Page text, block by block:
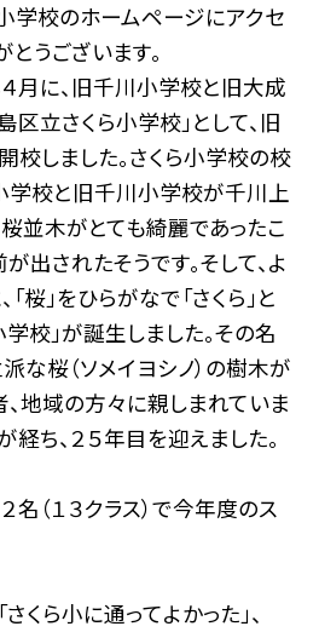
学校のホームページにアクセ
とうございます。
月に、旧千川小学校と旧大成
区立さくら小学校」として、旧
しました。さくら小学校の校
学校と旧千川小学校が千川上
並木がとても綺麗であったこ
出されたそうです。そして、よ
桜」をひらがなで「さくら」と
学校」が誕生しました。その名
な桜（ソメイヨシノ）の樹木が
、地域の方々に親しまれていま
経ち、２５年目を迎えました。
名（１３クラス）で今年度のス
小に通ってよかった」、